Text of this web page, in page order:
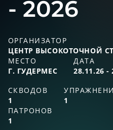
- 2026
ОРГАНИЗАТОР
ЦЕНТР ВЫСОКОТОЧНОЙ
МЕСТО
Г. ГУДЕРМЕС
ДАТА
28.11.26 -
СКВОДОВ
1
1
ПАТРОНОВ
1